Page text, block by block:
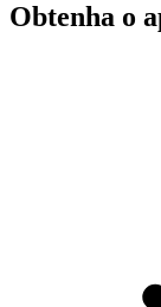
Obtenha o